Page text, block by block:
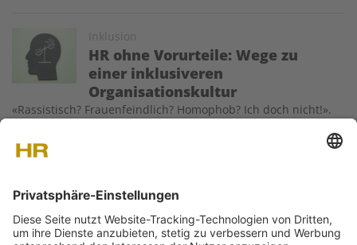
Inklusion
HR ohne Vorurteile: Wege zu
einer inklusiveren
Organisationskultur
Image
«Rassistisch? Frauenfeindlich? Homophob? Ich doch nicht!».
halten. Doch leider sind Vorurteile weit verbreitet – weil sie
unbewusst sind. Wie man das «Schubladendenken»